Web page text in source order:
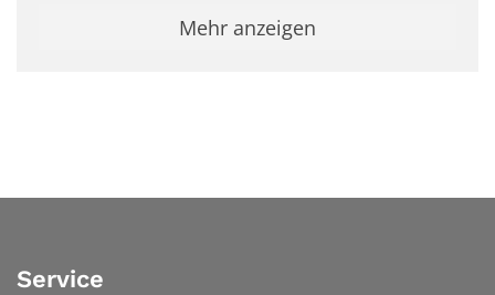
Mehr anzeigen
Service